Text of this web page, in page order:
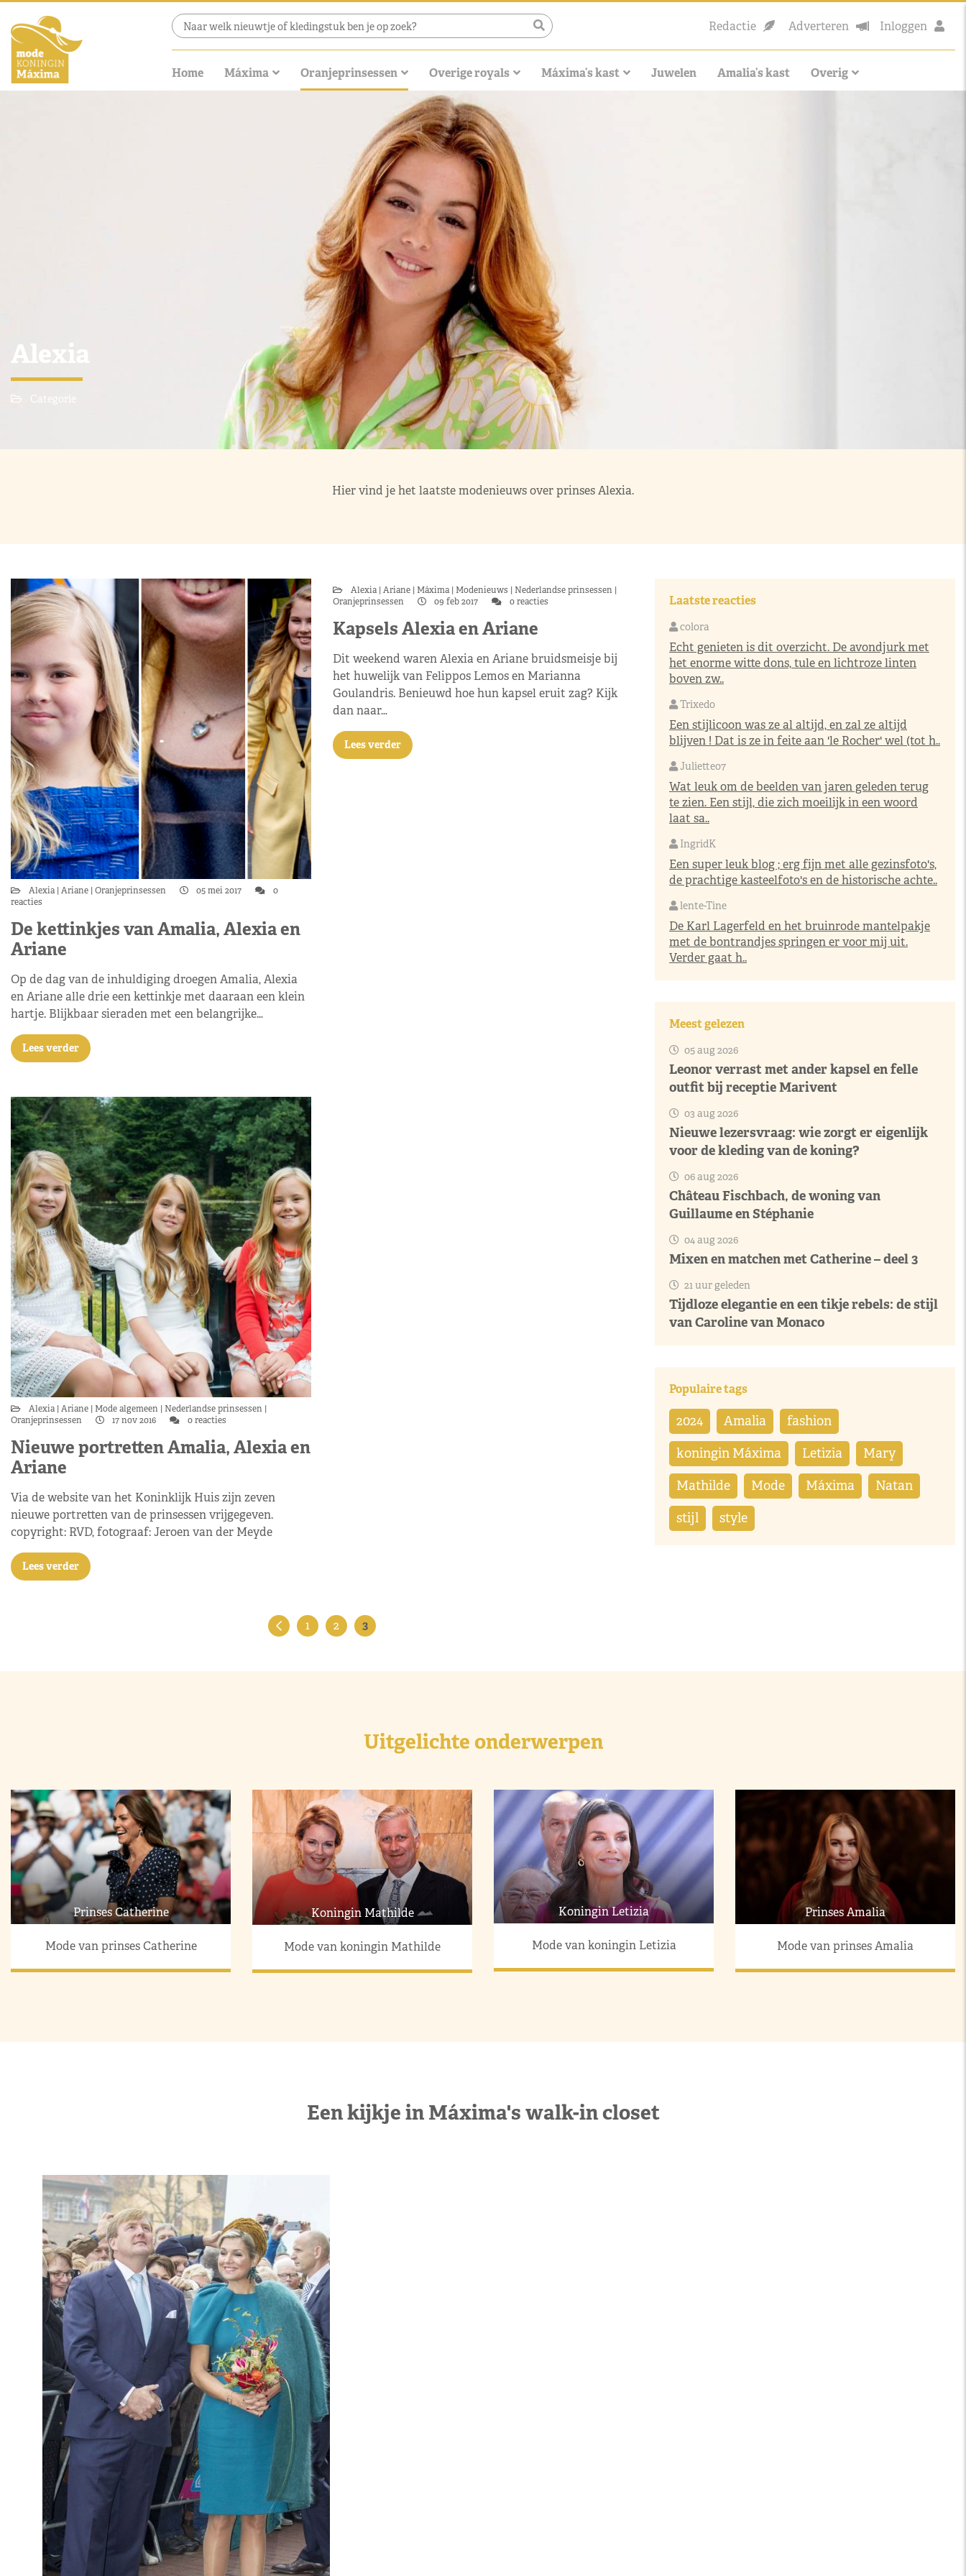
Redactie Adverteren Inloggen
Home Máxima Oranjeprinsessen Overige royals Máxima’s kast Juwelen Amalia’s kast Overig
Alexia
Hier vind je het laatste modenieuws over prinses Alexia.
Alexia Ariane Oranjeprinsessen 05 mei 2017
0
reacties
De kettinkjes van Amalia, Alexia en
Ariane
Op de dag van de inhuldiging droegen Amalia, Alexia
en Ariane alle drie een kettinkje met daaraan een klein
hartje. Blijkbaar sieraden met een belangrijke…
Lees verder
Alexia Ariane Máxima Modenieuws
Nederlandse prinsessen
Oranjeprinsessen
09 feb 2017 0 reacties
Kapsels Alexia en Ariane
Dit weekend waren Alexia en Ariane bruidsmeisje bij
het huwelijk van Felippos Lemos en Marianna
Goulandris. Benieuwd hoe hun kapsel eruit zag? Kijk
dan naar…
Lees verder
Alexia Ariane Mode algemeen Nederlandse prinsessen
Oranjeprinsessen
17 nov 2016 0 reacties
Nieuwe portretten Amalia, Alexia en
Ariane
Via de website van het Koninklijk Huis zijn zeven
nieuwe portretten van de prinsessen vrijgegeven.
copyright: RVD, fotograaf: Jeroen van der Meyde
Lees verder
1 2 3
Laatste reacties
colora
Echt genieten is dit overzicht. De avondjurk met
het enorme witte dons, tule en lichtroze linten
boven zw..
Trixedo
Een stijlicoon was ze al altijd, en zal ze altijd
blijven ! Dat is ze in feite aan 'le Rocher' wel (tot h..
Juliette07
Wat leuk om de beelden van jaren geleden terug
te zien. Een stijl, die zich moeilijk in een woord
laat sa..
IngridK
Een super leuk blog ; erg fijn met alle gezinsfoto's,
de prachtige kasteelfoto's en de historische achte..
lente-Tine
De Karl Lagerfeld en het bruinrode mantelpakje
met de bontrandjes springen er voor mij uit.
Verder gaat h..
Meest gelezen
05 aug 2026
Leonor verrast met ander kapsel en felle
outfit bij receptie Marivent
03 aug 2026
Nieuwe lezersvraag: wie zorgt er eigenlijk
voor de kleding van de koning?
06 aug 2026
Château Fischbach, de woning van
Guillaume en Stéphanie
04 aug 2026
Mixen en matchen met Catherine – deel 3
21 uur geleden
Tijdloze elegantie en een tikje rebels: de stijl
van Caroline van Monaco
Populaire tags
2024 Amalia fashion
koningin Máxima Letizia Mary
Mathilde Mode Máxima Natan
stijl style
Uitgelichte onderwerpen
Prinses Catherine
Mode van prinses Catherine
Koningin Mathilde
Mode van koningin Mathilde
Koningin Letizia
Mode van koningin Letizia
Prinses Amalia
Mode van prinses Amalia
Een kijkje in Máxima's walk-in closet